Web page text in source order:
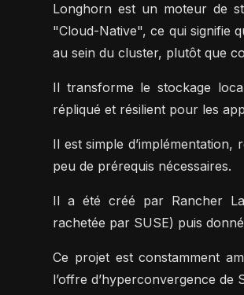
Longhorn est un moteur de
"Cloud-Native", ce qui signifie
au sein du cluster, plutôt que
Il transforme le stockage
répliqué et résilient pour les
Il est simple
peu de prérequis nécessaires.
Il a été créé par Rancher
rachetée par SUSE) puis
Ce projet est constamment
l’offre d’hyperconvergence de